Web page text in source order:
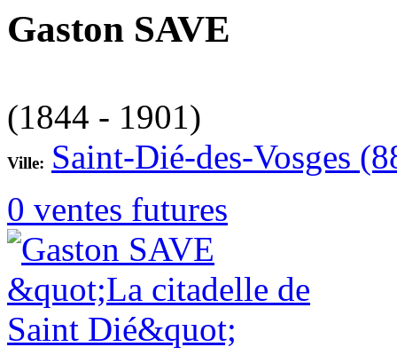
Gaston SAVE
(1844 - 1901)
Ville: Saint-Dié-des-Vosges
0 ventes futures